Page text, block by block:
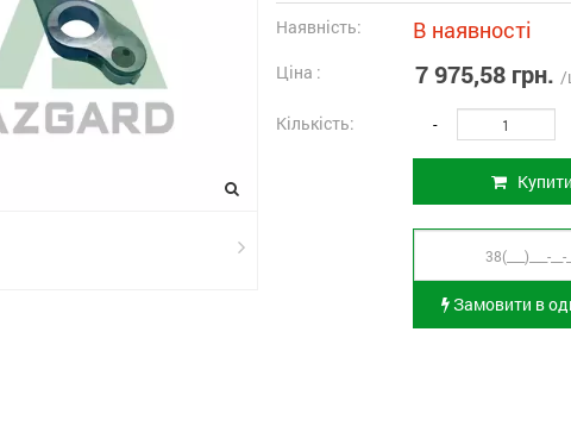
Наявність: В наявності
Ціна : 7 975,58 грн. /
Кількість: -
Купити
Замовити в